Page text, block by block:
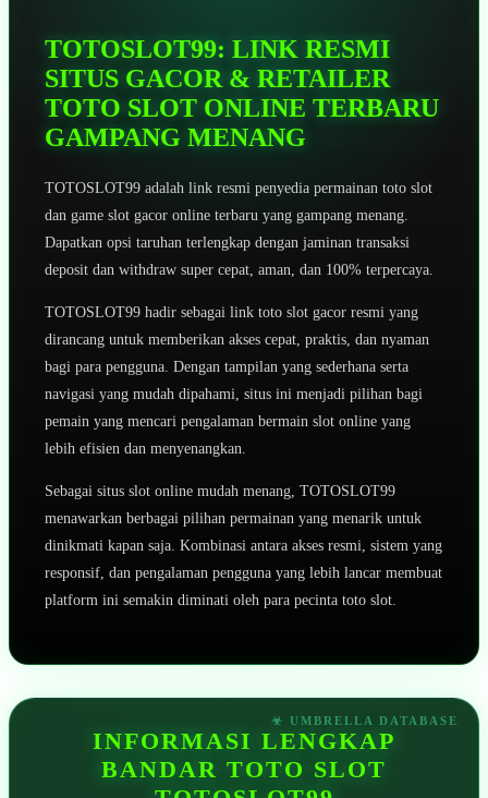
TOTOSLOT99: LINK RESMI
SITUS GACOR & RETAILER
TOTO SLOT ONLINE TERBARU
GAMPANG MENANG
TOTOSLOT99 adalah link resmi penyedia permainan toto slot
dan game slot gacor online terbaru yang gampang menang.
Dapatkan opsi taruhan terlengkap dengan jaminan transaksi
deposit dan withdraw super cepat, aman, dan 100% terpercaya.
TOTOSLOT99 hadir sebagai link toto slot gacor resmi yang
dirancang untuk memberikan akses cepat, praktis, dan nyaman
bagi para pengguna. Dengan tampilan yang sederhana serta
navigasi yang mudah dipahami, situs ini menjadi pilihan bagi
pemain yang mencari pengalaman bermain slot online yang
lebih efisien dan menyenangkan.
Sebagai situs slot online mudah menang, TOTOSLOT99
menawarkan berbagai pilihan permainan yang menarik untuk
dinikmati kapan saja. Kombinasi antara akses resmi, sistem yang
responsif, dan pengalaman pengguna yang lebih lancar membuat
platform ini semakin diminati oleh para pecinta toto slot.
INFORMASI LENGKAP
BANDAR TOTO SLOT